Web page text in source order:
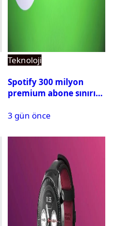
Teknoloji
Spotify 300 milyon
premium abone sınırını
3 gün önce